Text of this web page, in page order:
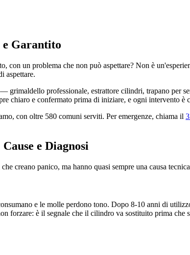
Garantito
un problema che non può aspettare? Non è
aspettare.
grimaldello professionale, estrattore cilindri, trapano per
chiaro e confermato prima di iniziare, e ogni intervento è
con oltre 580 comuni serviti. Per emergenze, chiama il
e Diagnosi
creano panico, ma hanno quasi sempre una causa
e le molle perdono tono. Dopo 8-10 anni di
forzare: è il segnale che il cilindro va sostituito prima che